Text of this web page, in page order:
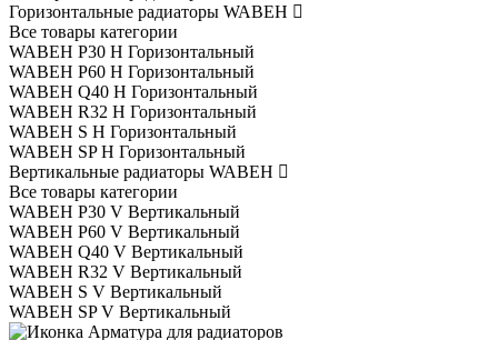
Горизонтальные радиаторы WABEH
Все товары категории
WABEH P30 H Горизонтальный
WABEH P60 H Горизонтальный
WABEH Q40 H Горизонтальный
WABEH R32 H Горизонтальный
WABEH S H Горизонтальный
WABEH SP H Горизонтальный
Вертикальные радиаторы WABEH
Все товары категории
WABEH P30 V Вертикальный
WABEH P60 V Вертикальный
WABEH Q40 V Вертикальный
WABEH R32 V Вертикальный
WABEH S V Вертикальный
WABEH SP V Вертикальный